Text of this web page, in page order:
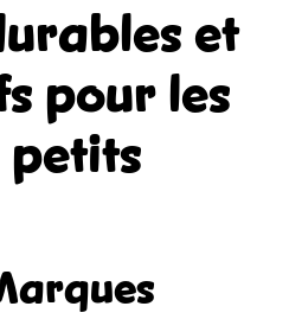
et
pour les
petits